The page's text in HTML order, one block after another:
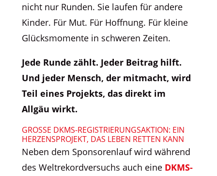
nicht nur Runden. Sie laufen für andere
Kinder. Für Mut. Für Hoffnung. Für kleine
Glücksmomente in schweren Zeiten.
Jede Runde zählt. Jeder Beitrag hilft.
Und jeder Mensch, der mitmacht, wird
Teil eines Projekts, das direkt im
Allgäu wirkt.
GROSSE DKMS-REGISTRIERUNGSAKTION: EIN H
ERZENSPROJEKT, DAS LEBEN RETTEN KANN
Neben dem Sponsorenlauf wird während
des Weltrekordversuchs auch eine DKMS-